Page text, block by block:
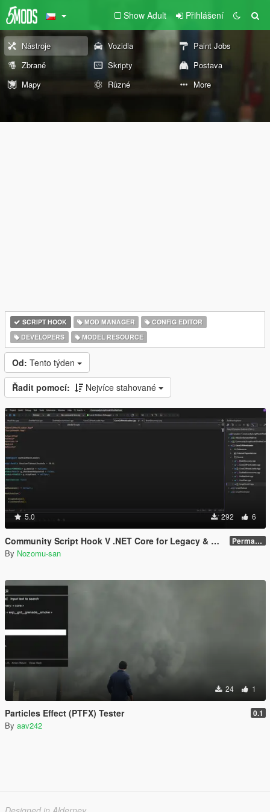
Show Adult Přihlášení
Nástroje Vozidla
Paint Jobs
Zbraně
Skripty
Postava
Mapy
Různé More
SCRIPT HOOK MOD MANAGER
CONFIG EDITOR
DEVELOPERS
MODEL RESOURCE
Od: Tento týden
Řadit pomocí: Nejvíce stahované
5.0 292 6
Community Script Hook V .NET Core for Legacy & Enhanced [ .NET Core ] Permanent Link
By Nozomu-san
24 1
Particles Effect (PTFX) Tester 0.1
By aav242